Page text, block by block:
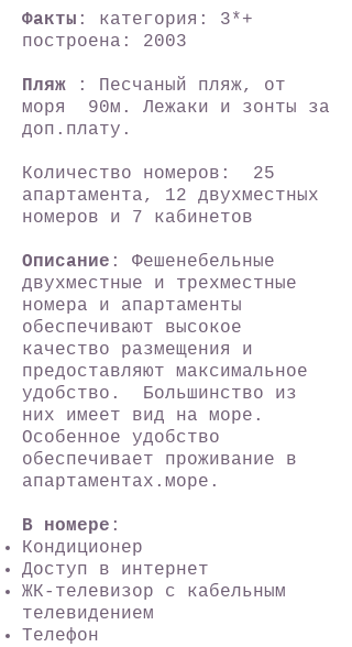
Факты : категория: 3*+
построена: 2003
Пляж
: Песчаный пляж, от
моря 90м. Лежаки и зонты за
доп.плату.
Количество номеров: 25
апартамента, 12 двухместных
номеров и 7 кабинетов
Описание : Фешенебельные
двухместные и трехместные
номера и апартаменты
обеспечивают высокое
качество размещения и
предоставляют максимальное
удобство. Большинство из
них имеет вид на море.
Особенное удобство
обеспечивает проживание в
апартаментах.море.
В номере :
Кондиционер
Доступ в интернет
ЖК-телевизор с кабельным
телевидением
Телефон